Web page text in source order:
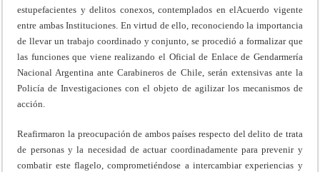
estupefacientes y delitos conexos, contemplados en elAcuerdo vigente
entre ambas Instituciones. En virtud de ello, reconociendo la importancia
de llevar un trabajo coordinado y conjunto, se procedió a formalizar que
las funciones que viene realizando el Oficial de Enlace de Gendarmería
Nacional Argentina ante Carabineros de Chile, serán extensivas ante la
Policía de Investigaciones con el objeto de agilizar los mecanismos de
acción.
Reafirmaron la preocupación de ambos países respecto del delito de trata
de personas y la necesidad de actuar coordinadamente para prevenir y
combatir este flagelo, comprometiéndose a intercambiar experiencias y